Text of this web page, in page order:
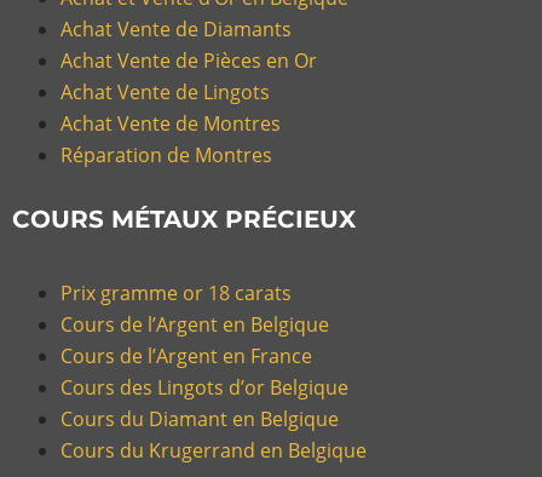
Achat Vente de Diamants
Achat Vente de Pièces en Or
Achat Vente de Lingots
Achat Vente de Montres
Réparation de Montres
COURS MÉTAUX PRÉCIEUX
Prix gramme or 18 carats
Cours de l’Argent en Belgique
Cours de l’Argent en France
Cours des Lingots d’or Belgique
Cours du Diamant en Belgique
Cours du Krugerrand en Belgique